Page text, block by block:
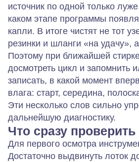
источник по одной только
каком этапе программы
капли. В итоге чистят не тот
резинки и шланги «на удачу», а
Поэтому при ближайшей
досмотреть цикл и запомнить
записать, в какой момент
влага: старт, середина,
Эти несколько слов сильно
дальнейшую диагностику.
Что сразу проверить
Для первого осмотра
Достаточно выдвинуть лоток